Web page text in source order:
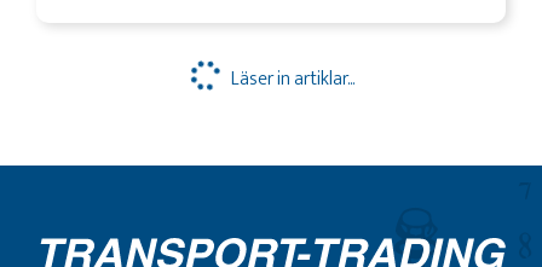
Läser in artiklar...